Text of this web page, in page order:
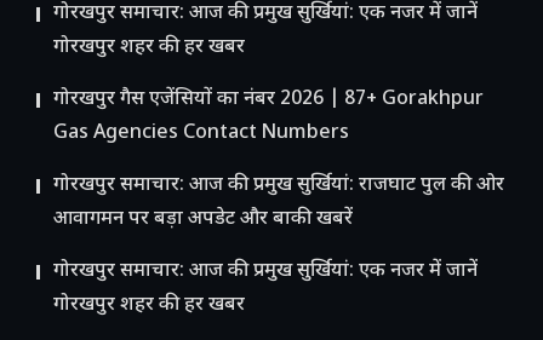
गोरखपुर समाचार: आज की प्रमुख सुर्खियां: एक नजर में जानें
गोरखपुर शहर की हर खबर
गोरखपुर गैस एजेंसियों का नंबर 2026 | 87+ Gorakhpur
Gas Agencies Contact Numbers
गोरखपुर समाचार: आज की प्रमुख सुर्खियां: राजघाट पुल की ओर
आवागमन पर बड़ा अपडेट और बाकी खबरें
गोरखपुर समाचार: आज की प्रमुख सुर्खियां: एक नजर में जानें
गोरखपुर शहर की हर खबर